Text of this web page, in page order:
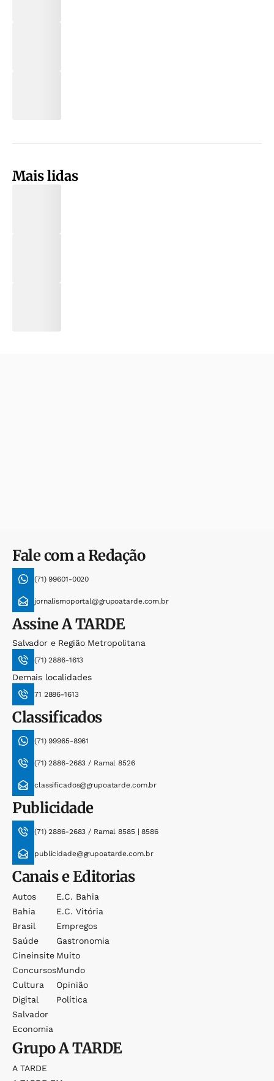
Mais lidas
Fale com a Redação
(71) 99601-0020
jornalismoportal@grupoatarde.com.br
AssineA TARDE
Salvador e Região Metropolitana
(71) 2886-1613
Demais localidades
71 2886-1613
Classificados
(71) 99965-8961
(71) 2886-2683 / Ramal 8526
classificados@grupoatarde.com.br
Publicidade
(71) 2886-2683 / Ramal 8585 | 8586
publicidade@grupoatarde.com.br
Canais e Editorias
Autos
Bahia
Brasil
Saúde
Cineinsite
Concursos
Cultura
Digital
Salvador
Economia
E.c. Bahia
E.c. Vitória
Empregos
Gastronomia
Muito
Mundo
Opinião
Política
GrupoA TARDE
A TARDE